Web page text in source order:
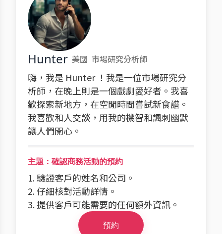
Hunter 美國 市場研究分析師
嗨，我是 Hunter ！我是一位市場研究分
析師，在晚上則是一個戲劇愛好者。我喜
歡探索新地方，在空閒時間嘗試新食譜。
我喜歡和人交談，用我的機智和諷刺幽默
讓人們開心。
主題：確認商務活動的預約
1. 驗證客戶的姓名和公司。
2. 仔細核對活動詳情。
3. 提供客戶可能需要的任何額外資訊。
預約